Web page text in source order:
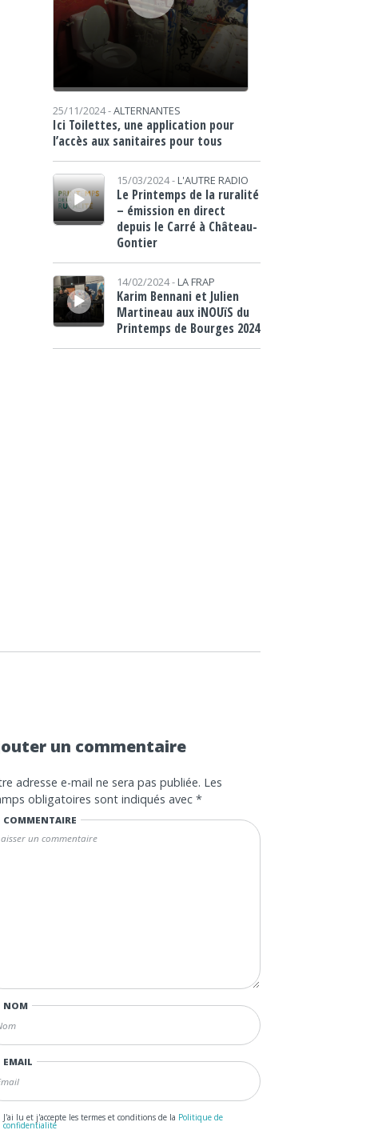
25/11/2024 -ALTERNANTES
Ici Toilettes, une application pour
l’accès aux sanitaires pour tous
Lecteur audio
15/03/2024 - L'AUTRE RADIO
Le Printemps de la ruralité
– émission en direct
depuis le Carré à Château-
Gontier
Lecteur audio
14/02/2024 - LA FRAP
Karim Bennani et Julien
Martineau aux iNOUïS du
Printemps de Bourges 2024
un commentaire
adresse e-mail ne sera pas publiée. Les
obligatoires sont indiqués avec*
COMMENTAIRE
NOM
EMAIL
J'ai lu et j'accepte les termes et conditions de la Politique de
confidentialité